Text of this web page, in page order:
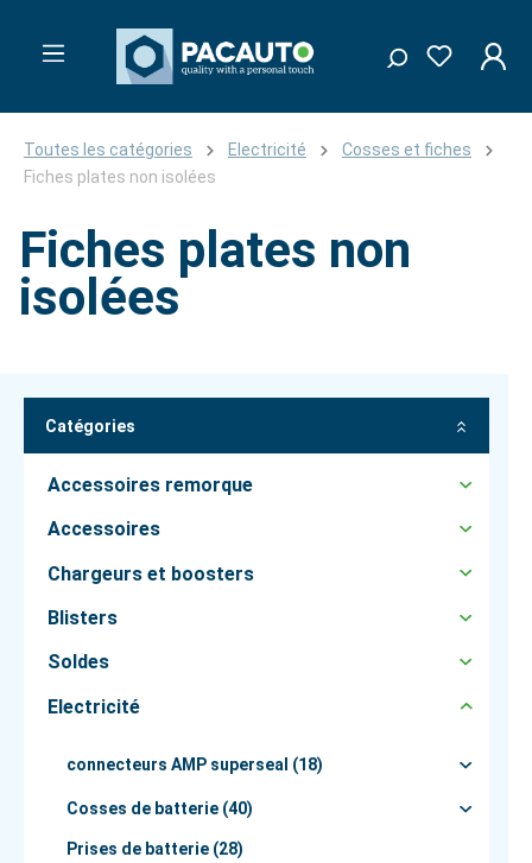
Toutes les catégories Electricité
Cosses et fiches
Fiches plates non isolées
Fiches plates non
isolées
Catégories
Accessoires remorque
Accessoires
Chargeurs et boosters
Blisters
Soldes
Electricité
connecteurs AMP superseal (18)
Cosses de batterie (40)
Prises de batterie (28)